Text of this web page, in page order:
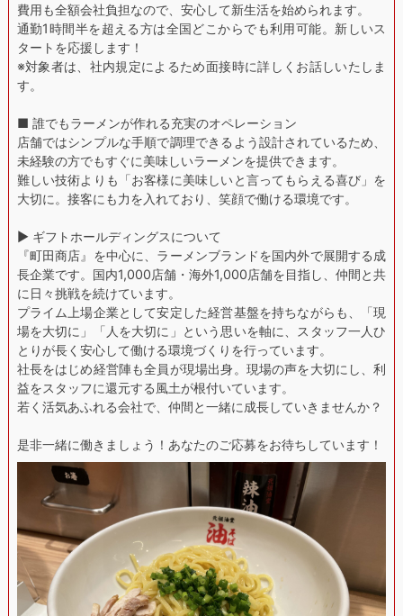
費用も全額会社負担なので、安心して新生活を始められます。
通勤1時間半を超える方は全国どこからでも利用可能。新しいス
タートを応援します！
※対象者は、社内規定によるため面接時に詳しくお話しいたしま
す。
■ 誰でもラーメンが作れる充実のオペレーション
店舗ではシンプルな手順で調理できるよう設計されているため、
未経験の方でもすぐに美味しいラーメンを提供できます。
難しい技術よりも「お客様に美味しいと言ってもらえる喜び」を
大切に。接客にも力を入れており、笑顔で働ける環境です。
▶︎ ギフトホールディングスについて
『町田商店』を中心に、ラーメンブランドを国内外で展開する成
長企業です。国内1,000店舗・海外1,000店舗を目指し、仲間と共
に日々挑戦を続けています。
プライム上場企業として安定した経営基盤を持ちながらも、「現
場を大切に」「人を大切に」という思いを軸に、スタッフ一人ひ
とりが長く安心して働ける環境づくりを行っています。
社長をはじめ経営陣も全員が現場出身。現場の声を大切にし、利
益をスタッフに還元する風土が根付いています。
若く活気あふれる会社で、仲間と一緒に成長していきませんか？
是非一緒に働きましょう！あなたのご応募をお待ちしています！